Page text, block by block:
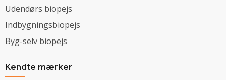
Udendørs biopejs
Indbygningsbiopejs
Byg-selv biopejs
Kendte mærker